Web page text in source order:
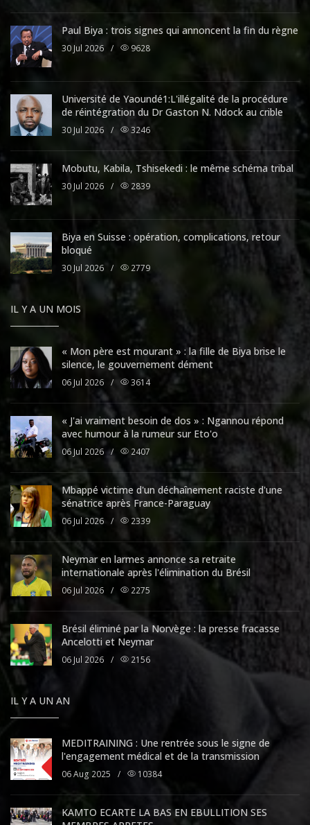
Paul Biya : trois signes qui annoncent la fin du règne
30 Jul 2026 / 9628
Université de Yaoundé1:L'illégalité de la procédure
de réintégration du Dr Gaston N. Ndock au crible
30 Jul 2026 / 3246
Mobutu, Kabila, Tshisekedi : le même schéma tribal
30 Jul 2026 / 2839
Biya en Suisse : opération, complications, retour
bloqué
30 Jul 2026 / 2779
IL Y A UN MOIS
« Mon père est mourant » : la fille de Biya brise le
silence, le gouvernement dément
06 Jul 2026 / 3614
« J'ai vraiment besoin de dos » : Ngannou répond
avec humour à la rumeur sur Eto'o
06 Jul 2026 / 2407
Mbappé victime d'un déchaînement raciste d'une
sénatrice après France-Paraguay
06 Jul 2026 / 2339
Neymar en larmes annonce sa retraite
internationale après l'élimination du Brésil
06 Jul 2026 / 2275
Brésil éliminé par la Norvège : la presse fracasse
Ancelotti et Neymar
06 Jul 2026 / 2156
IL Y A UN AN
MEDITRAINING : Une rentrée sous le signe de
l'engagement médical et de la transmission
06 Aug 2025 / 10384
KAMTO ECARTE LA BAS EN EBULLITION SES